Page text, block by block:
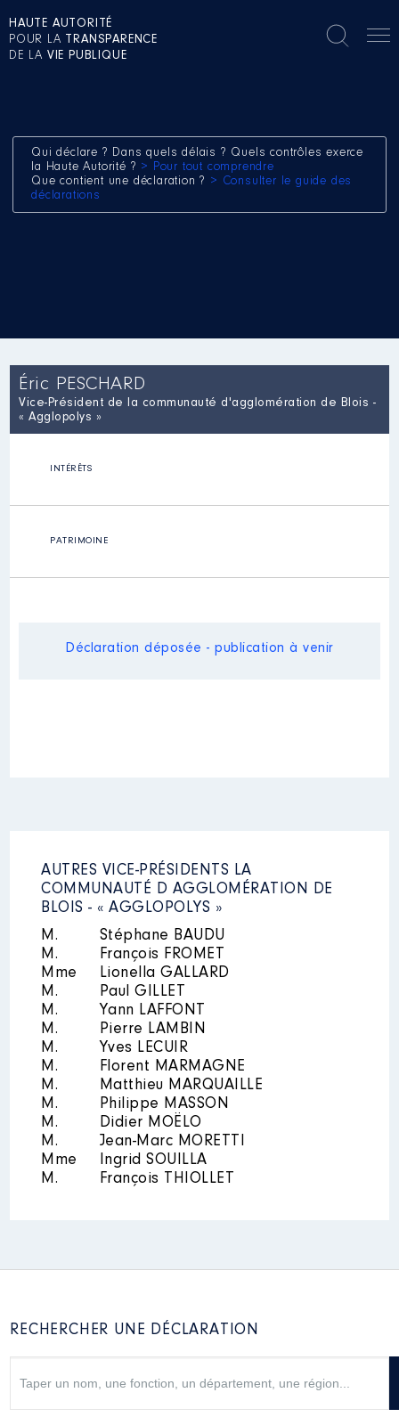
HAUTE AUTORITÉ
POUR LA TRANSPARENCE
DE LA VIE PUBLIQUE
Qui déclare ? Dans quels délais ? Quels contrôles exerce
la Haute Autorité ? > Pour tout comprendre
Que contient une déclaration ? > Consulter le guide des
déclarations
Éric PESCHARD
Vice-Président de la communauté d'agglomération de Blois -
« Agglopolys »
INTÉRÊTS
PATRIMOINE
Déclaration déposée - publication à venir
AUTRES VICE-PRÉSIDENTS LA
COMMUNAUTÉ D AGGLOMÉRATION DE
BLOIS - « AGGLOPOLYS »
M.
Stéphane BAUDU
M.
François FROMET
Mme
Lionella GALLARD
M.
Paul GILLET
M.
Yann LAFFONT
M.
Pierre LAMBIN
M.
Yves LECUIR
M.
Florent MARMAGNE
M.
Matthieu MARQUAILLE
M.
Philippe MASSON
M.
Didier MOËLO
M.
Jean-Marc MORETTI
Mme
Ingrid SOUILLA
M.
François THIOLLET
RECHERCHER UNE DÉCLARATION